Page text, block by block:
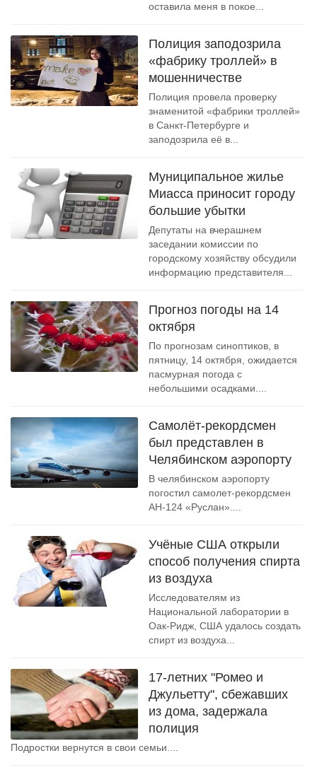
оставила меня в покое...
Полиция заподозрила
«фабрику троллей» в
мошенничестве
Полиция провела проверку
знаменитой «фабрики троллей»
в Санкт-Петербурге и
заподозрила её в...
Муниципальное жилье
Миасса приносит городу
большие убытки
Депутаты на вчерашнем
заседании комиссии по
городскому хозяйству обсудили
информацию представителя...
Прогноз погоды на 14
октября
По прогнозам синоптиков, в
пятницу, 14 октября, ожидается
пасмурная погода с
небольшими осадками....
Самолёт-рекордсмен
был представлен в
Челябинском аэропорту
В челябинском аэропорту
погостил самолет-рекордсмен
АН-124 «Руслан»....
Учёные США открыли
способ получения спирта
из воздуха
Исследователям из
Национальной лаборатории в
Оак-Ридж, США удалось создать
спирт из воздуха...
17-летних "Ромео и
Джульетту", сбежавших
из дома, задержала
полиция
Подростки вернутся в свои семьи....